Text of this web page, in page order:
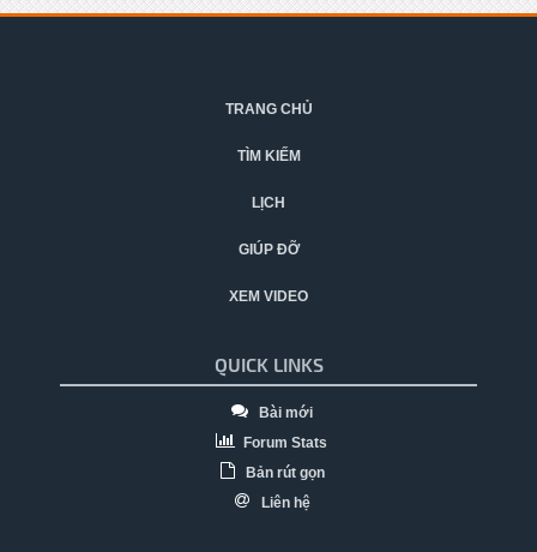
TRANG CHỦ
TÌM KIẾM
LỊCH
GIÚP ĐỠ
XEM VIDEO
QUICK LINKS
Bài mới
Forum Stats
Bản rút gọn
Liên hệ